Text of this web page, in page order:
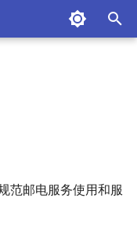
组推荐
户安全
戏安全ON DC
体育联合会
公共课平台
气台安装申请
商店申请
范邮电服务使用和服